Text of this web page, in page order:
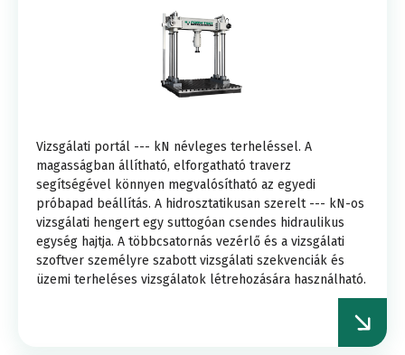
Vizsgálati portál --- kN névleges terheléssel. A
magasságban állítható, elforgatható traverz
segítségével könnyen megvalósítható az egyedi
próbapad beállítás. A hidrosztatikusan szerelt --- kN-os
vizsgálati hengert egy suttogóan csendes hidraulikus
egység hajtja. A többcsatornás vezérlő és a vizsgálati
szoftver személyre szabott vizsgálati szekvenciák és
üzemi terheléses vizsgálatok létrehozására használható.